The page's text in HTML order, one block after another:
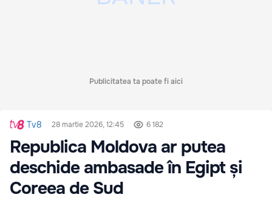
Publicitatea ta poate fi aici
Tv8 28 martie 2026, 12:45 6 182
Republica Moldova ar putea
deschide ambasade în Egipt și
Coreea de Sud